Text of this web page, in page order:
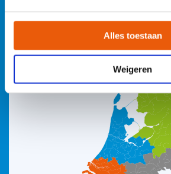
Alles toestaan
Weigeren